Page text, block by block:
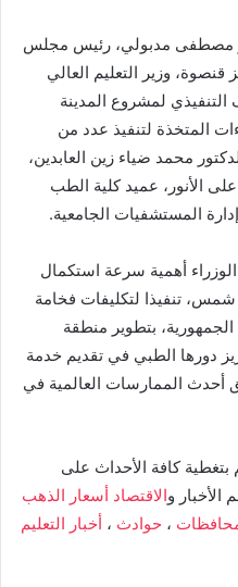
مصطفى مدبولي، رئيس مجلس
قنصوة، وزير التعليم العالي
لمشروع المدينة
المتخذة لتنفيذ عدد من
محمد ضياء زين العابدين،
الأنور، عميد كلية الطب
المستشفيات الجامعية.
أهمية سرعة استكمال
تنفيذا لتكليفات فخامة
بتطوير منطقة
دورها الطبي في تقديم خدمة
أحدث الممارسات العالمية في
كافة الأحداث على
والاقتصاد أسعار الذهب
، حوادث ، أخبار التعليم